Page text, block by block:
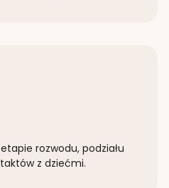
rozwodu, podziału
z dziećmi.